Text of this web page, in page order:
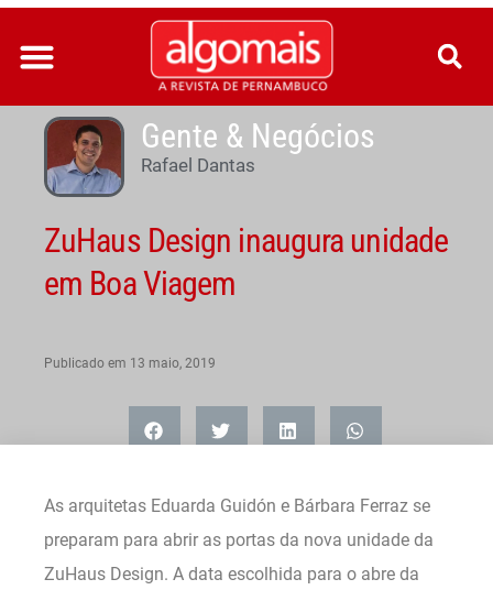
Ir
para
conteúdo
Gente & Negócios
Rafael Dantas
ZuHaus Design inaugura unidade
em Boa Viagem
Publicado em 13 maio, 2019
As arquitetas Eduarda Guidón e Bárbara Ferraz se
preparam para abrir as portas da nova unidade da
ZuHaus Design. A data escolhida para o abre da